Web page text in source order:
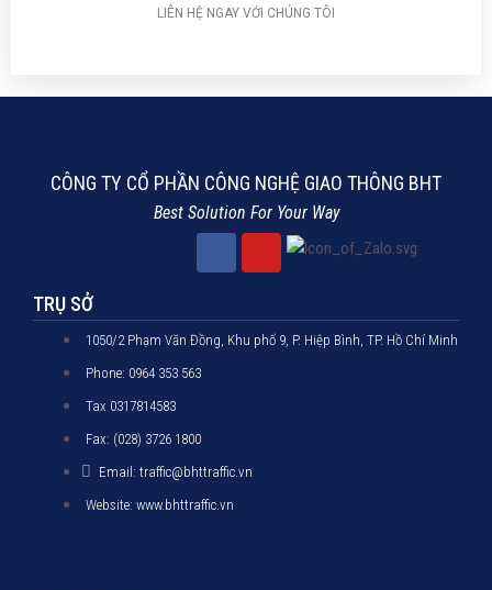
LIÊN HỆ NGAY VỚI CHÚNG TÔI
CÔNG TY CỔ PHẦN CÔNG NGHỆ GIAO THÔNG BHT
Best Solution For Your Way
TRỤ SỞ
1050/2 Phạm Văn Đồng, Khu phố 9, P. Hiệp Bình, TP. Hồ Chí Minh
Phone: 0964 353 563
Tax 0317814583
Fax: (028) 3726 1800
Email: traffic@bhttraffic.vn
Website: www.bhttraffic.vn